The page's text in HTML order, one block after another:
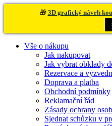
🎁 3D grafický návrh
Vše o nákupu
Jak nakupovat
Jak vybrat obklady
Rezervace a
Doprava a platba
Obchodní podmínky
Reklamační řád
Zásady ochrany
Sjednat schůzku v